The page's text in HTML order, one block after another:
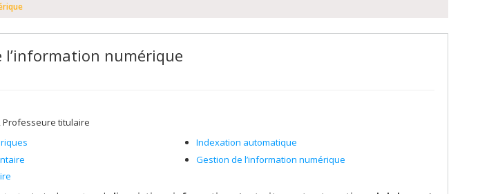
l’information numérique
Professeure titulaire
Indexation automatique
Gestion de l’information numérique